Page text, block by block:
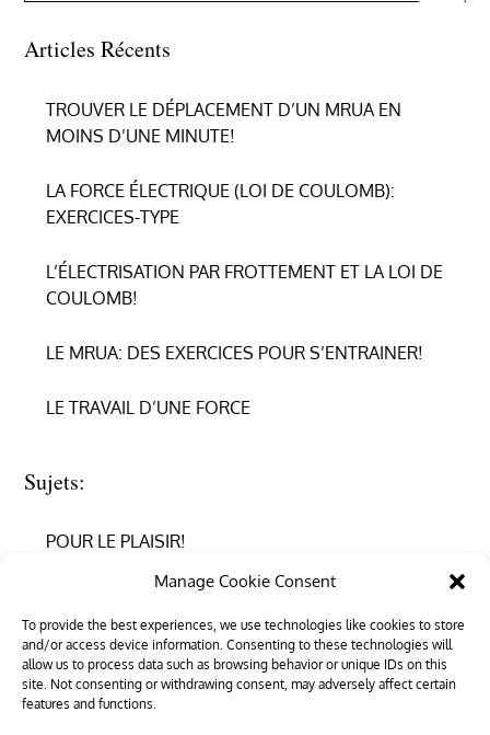
Manage Cookie Consent
To provide the best experiences, we use technologies like cookies to store
and/or access device information. Consenting to these technologies will
allow us to process data such as browsing behavior or unique IDs on this
site. Not consenting or withdrawing consent, may adversely affect certain
features and functions.
Articles Récents
TROUVER LE DÉPLACEMENT D’UN MRUA EN
MOINS D’UNE MINUTE!
LA FORCE ÉLECTRIQUE (LOI DE COULOMB):
EXERCICES-TYPE
L’ÉLECTRISATION PAR FROTTEMENT ET LA LOI DE
COULOMB!
LE MRUA: DES EXERCICES POUR S’ENTRAINER!
LE TRAVAIL D’UNE FORCE
Sujets:
POUR LE PLAISIR!
REPRENDRE CONFIANCE
RÉUSSIR EN PHYSIQUE
RÉUSSIR SON ENTRÉE DANS LE SUPÉRIEUR